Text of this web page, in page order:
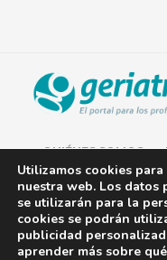
QUIÉNES SOMOS
AVISO LEGAL
POLÍTICA DE
Utilizamos cookies
nuestra web. Los datos
se utilizarán para la
cookies se podrán
publicidad
aprender más sobre